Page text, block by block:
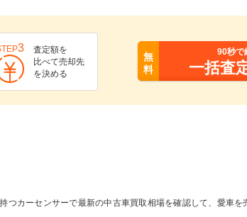
3
査定額を
比べて売却先
を決める
無
料
90秒で
一括査
カーセンサーで最新の中古車買取相場を確認して、愛車を